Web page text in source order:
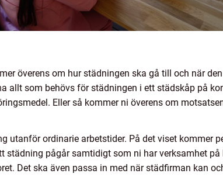
överens om hur städningen ska gå till och när
allt som behövs för städningen i ett städskåp på
Eller så kommer ni överens om
utanför ordinarie arbetstider. På det viset kommer
städning pågår samtidigt som ni har verksamhet
Det ska även passa in med när städfirman kan